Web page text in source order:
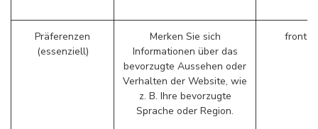
Präferenzen
(essenziell)
Merken Sie sich
Informationen über das
bevorzugte Aussehen oder
Verhalten der Website, wie
z. B. Ihre bevorzugte
Sprache oder Region.